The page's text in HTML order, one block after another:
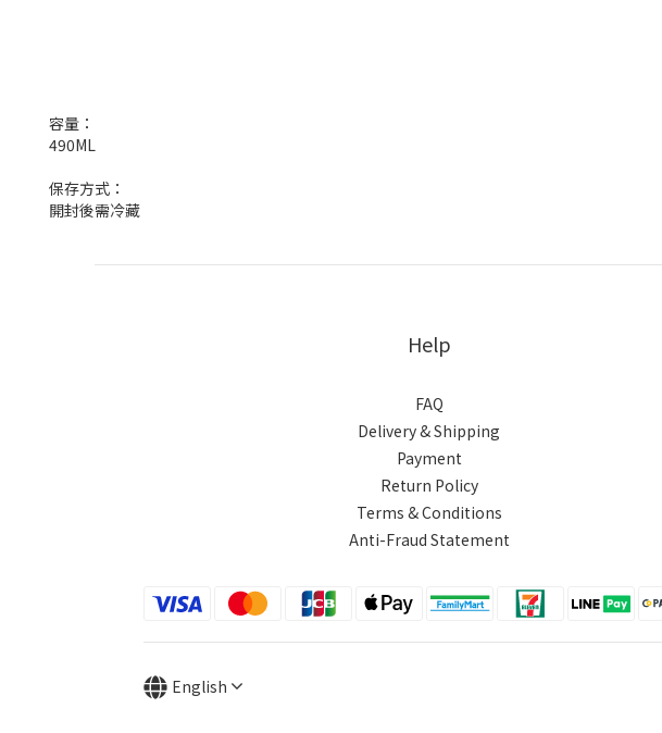
容量：
490ML
保存方式：
開封後需冷藏
Help
FAQ
Delivery & Shipping
Payment
Return Policy
Terms & Conditions
Anti-Fraud Statement
English